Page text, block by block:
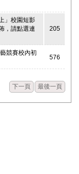
」校園短影
，請點選連
205
競賽校內初
576
下一頁 最後一頁